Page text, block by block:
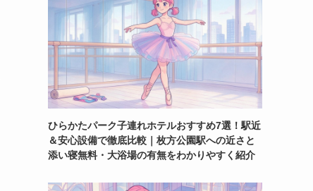
ひらかたパーク子連れホテルおすすめ7選！駅近
＆安心設備で徹底比較｜枚方公園駅への近さと
添い寝無料・大浴場の有無をわかりやすく紹介